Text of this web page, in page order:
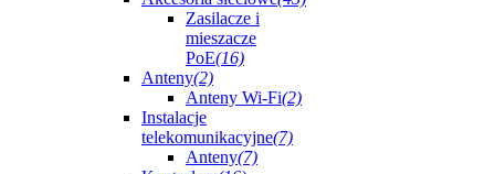
Zasilacze i
mieszacze
PoE(16)
Anteny(2)
Anteny Wi-Fi(2)
Instalacje
telekomunikacyjne(7)
Anteny(7)